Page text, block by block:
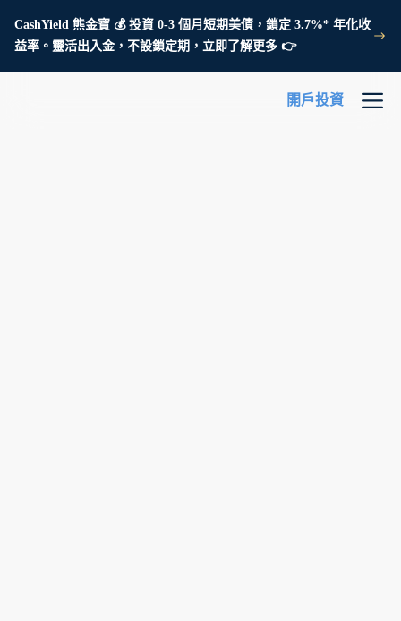
CashYield 熊金寶 💰 投資 0-3 個月短期美債，鎖定 3.7%* 年化收
益率。靈活出入金，不設鎖定期，立即了解更多 👉
開戶投資